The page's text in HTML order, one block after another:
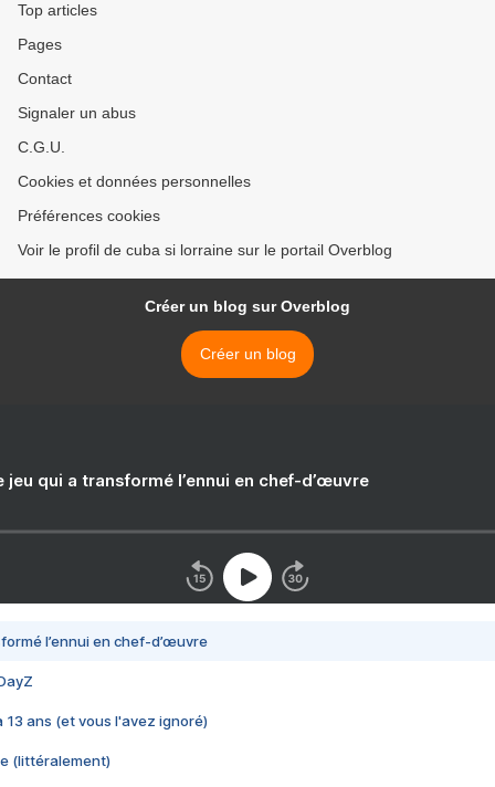
Top articles
Pages
Contact
Signaler un abus
C.G.U.
Cookies et données personnelles
Préférences cookies
Voir le profil de cuba si lorraine sur le portail Overblog
Créer un blog sur Overblog
Créer un blog
jeu qui a transformé l’ennui en chef-d’œuvre
l’ennui en chef-d’œuvre
13 ans (et vous l'avez ignoré)
(littéralement)